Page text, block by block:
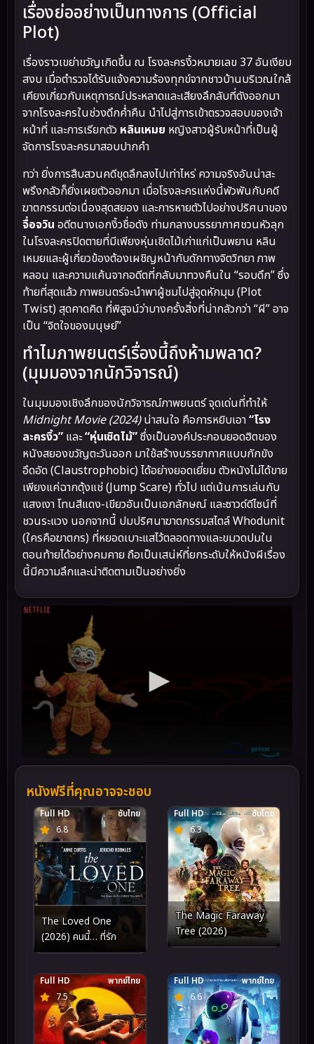
เรื่องย่ออย่างเป็นทางการ (Official
Plot)
เรื่องราวเขย่าขวัญเกิดขึ้น ณ โรงละครงิ้วหมายเลข 37 อันเงียบ
สงบ เมื่อตำรวจได้รับแจ้งความร้องทุกข์จากชาวบ้านบริเวณใกล้
เคียงเกี่ยวกับเหตุการณ์ประหลาดและเสียงลึกลับที่ดังออกมา
จากโรงละครในช่วงดึกค่ำคืน นำไปสู่การเข้าตรวจสอบของเจ้า
หน้าที่ และการเรียกตัว หลินเหมย หญิงสาวผู้รับหน้าที่เป็นผู้
จัดการโรงละครมาสอบปากคำ
ทว่า ยิ่งการสืบสวนคดีขุดลึกลงไปเท่าไหร่ ความจริงอันน่าสะ
พรึงกลัวก็ยิ่งเผยตัวออกมา เมื่อโรงละครแห่งนี้พัวพันกับคดี
ฆาตกรรมต่อเนื่องสุดสยอง และการหายตัวไปอย่างปริศนาของ
จื่อจวิน อดีตนางเอกงิ้วชื่อดัง ท่ามกลางบรรยากาศชวนหัวลุก
ในโรงละครปิดตายที่มีเพียงหุ่นเชิดไม้เก่าแก่เป็นพยาน หลิน
เหมยและผู้เกี่ยวข้องต้องเผชิญหน้ากับดักทางจิตวิทยา ภาพ
หลอน และความแค้นจากอดีตที่กลับมาทวงคืนใน “รอบดึก” ซึ่ง
ท้ายที่สุดแล้ว ภาพยนตร์จะนำพาผู้ชมไปสู่จุดหักมุม (Plot
Twist) สุดคาดคิด ที่พิสูจน์ว่าบางครั้งสิ่งที่น่ากลัวกว่า “ผี” อาจ
เป็น “จิตใจของมนุษย์”
ทำไมภาพยนตร์เรื่องนี้ถึงห้ามพลาด?
(มุมมองจากนักวิจารณ์)
ในมุมมองเชิงลึกของนักวิจารณ์ภาพยนตร์ จุดเด่นที่ทำให้
Midnight Movie (2024)น่าสนใจ คือการหยิบเอา“โรง
ละครงิ้ว” และ“หุ่นเชิดไม้”ซึ่งเป็นองค์ประกอบยอดฮิตของ
หนังสยองขวัญตะวันออก มาใช้สร้างบรรยากาศแบบกักขัง
อึดอัด (Claustrophobic) ได้อย่างยอดเยี่ยม ตัวหนังไม่ได้ขาย
เพียงแค่ฉากตุ้งแช่ (Jump Scare) ทั่วไป แต่เน้นการเล่นกับ
แสงเงา โทนสีแดง-เขียวอันเป็นเอกลักษณ์ และซาวด์ดีไซน์ที่
ชวนระแวง นอกจากนี้ ปมปริศนาฆาตกรรมสไตล์ Whodunit
(ใครคือฆาตกร) ที่หยอดเบาะแสไว้ตลอดทางและขมวดปมใน
ตอนท้ายได้อย่างคมคาย ถือเป็นเสน่ห์ที่ยกระดับให้หนังผีเรื่อง
นี้มีความลึกและน่าติดตามเป็นอย่างยิ่ง
หนังฟรีที่คุณอาจจะชอบ
6.8
Full HD ซับไทย
The Loved One
(2026) คนนี้… ที่รัก
6.3
Full HD ซับไทย
The Magic Faraway
Tree (2026)
7.5
Full HD
พากย์ไทย
6.6
Full HD พากย์ไทย